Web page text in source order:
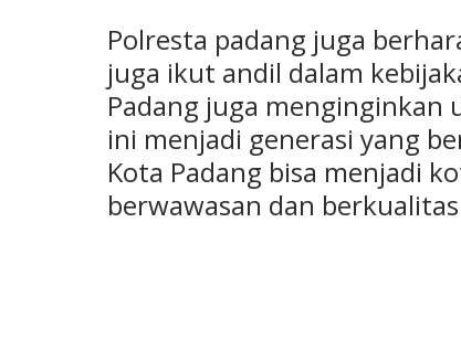
Polresta padang juga
juga ikut andil dalam
Padang juga menginginkan
ini menjadi generasi yang
Kota Padang bisa menjadi
berwawasan dan